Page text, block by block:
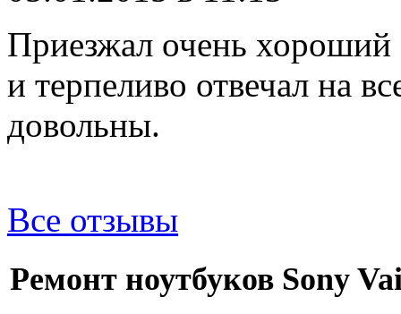
Приезжал очень хороший
и терпеливо отвечал на
довольны.
Все отзывы
Ремонт ноутбуков Sony